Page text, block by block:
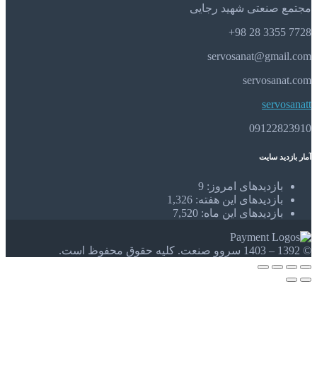
مجتمع صنعتی شهید رجایی
7728 3355 28 98+
servosanat@gmail.com
servosanat.com
servosanatt
09122823910
آمار بازدید سایت
بازدیدهای امروز: 9
بازدیدهای این هفته: 1,326
بازدیدهای این ماه: 7,520
© 1392 – 1403 سروو صنعت. کلیه حقوق محفوظ است.